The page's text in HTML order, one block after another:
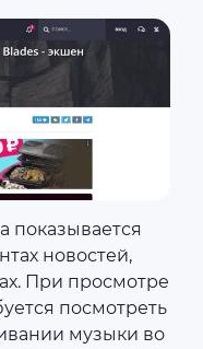
показывается
новостей,
При просмотре
посмотреть
музыки во